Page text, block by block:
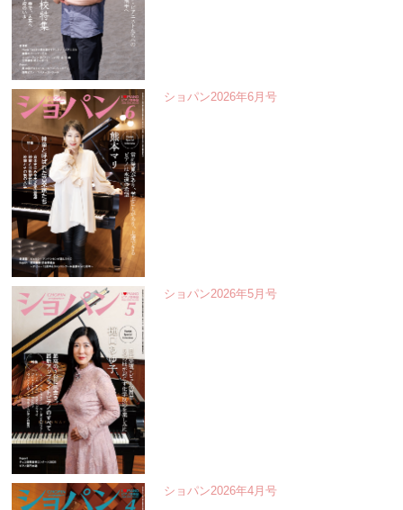
ショパン2026年6月号
ショパン2026年5月号
ショパン2026年4月号